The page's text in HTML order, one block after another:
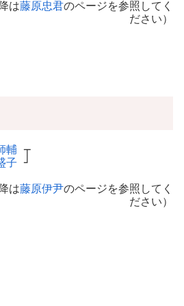
は藤原忠君のページを参照してく
ださい）
輔 ┬
子 ┘
は藤原伊尹のページを参照してく
ださい）